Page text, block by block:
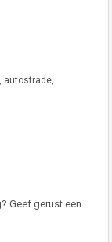
autostrade, …
Geef gerust een